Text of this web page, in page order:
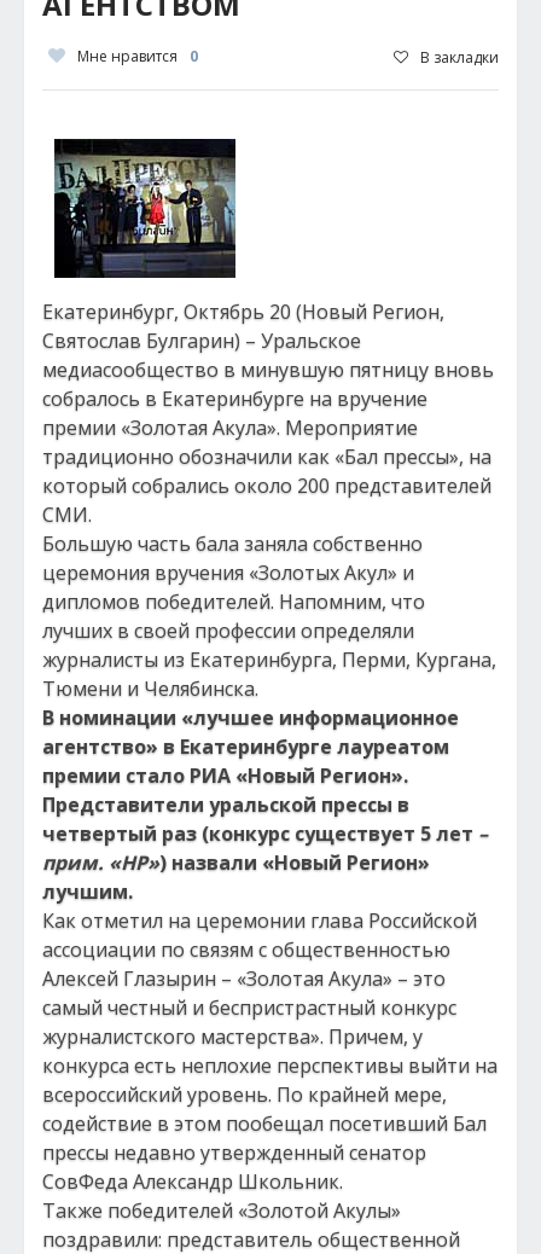
Мне нравится 0 В закладки
Екатеринбург, Октябрь 20 (Новый Регион,
Святослав Булгарин) – Уральское
медиасообщество в минувшую пятницу вновь
собралось в Екатеринбурге на вручение
премии «Золотая Акула». Мероприятие
традиционно обозначили как «Бал прессы», на
который собрались около 200 представителей
СМИ.
Большую часть бала заняла собственно
церемония вручения «Золотых Акул» и
дипломов победителей. Напомним, что
лучших в своей профессии определяли
журналисты из Екатеринбурга, Перми, Кургана,
Тюмени и Челябинска.
В номинации «лучшее информационное
агентство» в Екатеринбурге лауреатом
премии стало РИА «Новый Регион».
Представители уральской прессы в
четвертый раз (конкурс существует 5 лет –
прим. «НР») назвали «Новый Регион»
лучшим.
Как отметил на церемонии глава Российской
ассоциации по связям с общественностью
Алексей Глазырин – «Золотая Акула» – это
самый честный и беспристрастный конкурс
журналистского мастерства». Причем, у
конкурса есть неплохие перспективы выйти на
всероссийский уровень. По крайней мере,
содействие в этом пообещал посетивший Бал
прессы недавно утвержденный сенатор
СовФеда Александр Школьник.
Также победителей «Золотой Акулы»
поздравили: представитель общественной